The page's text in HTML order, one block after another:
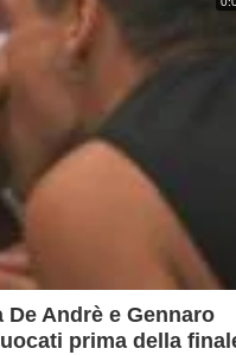
Andrè e Gennaro
prima della